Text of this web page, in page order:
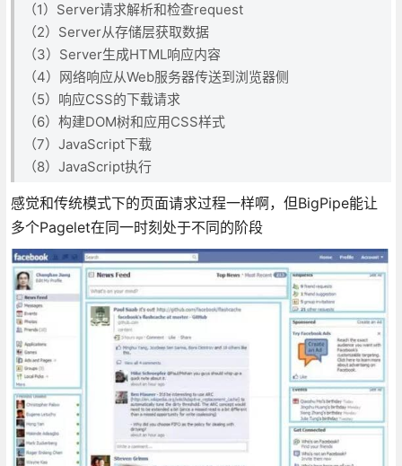
（1）Server请求解析和检查request
（2）Server从存储层获取数据
（3）Server生成HTML响应内容
（4）网络响应从Web服务器传送到浏览器侧
（5）响应CSS的下载请求
（6）构建DOM树和应用CSS样式
（7）JavaScript下载
（8）JavaScript执行
感觉和传统模式下的页面请求过程一样啊，但BigPipe能让
多个Pagelet在同一时刻处于不同的阶段